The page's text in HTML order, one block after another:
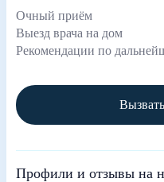
Очный приём
Выезд врача на дом
Рекомендации по
Профили и отзывы на